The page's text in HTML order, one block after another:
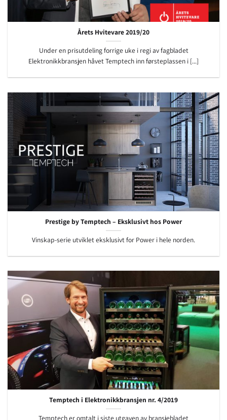
Årets Hvitevare 2019/20
Under en prisutdeling forrige uke i regi av fagbladet
Elektronikkbransjen håvet Temptech inn førsteplassen i [...]
Prestige by Temptech – Eksklusivt hos Power
Vinskap-serie utviklet eksklusivt for Power i hele norden.
Temptech i Elektronikkbransjen nr. 4/2019
Temptech er omtalt i siste utgaven av bransjebladet